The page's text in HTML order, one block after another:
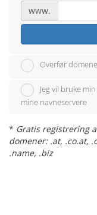
www.
Overfør
Jeg vil bruke
mine navneservere
* Gratis registrering
domener: .at, .co.at,
.name, .biz